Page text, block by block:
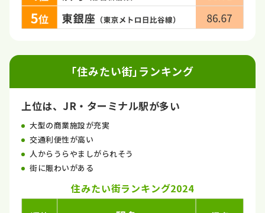
｢住みたい街｣ランキング
上位は、JR・ターミナル駅が多い
大型の商業施設が充実
交通利便性が高い
人からうらやましがられそう
街に賑わいがある
住みたい街ランキング2024